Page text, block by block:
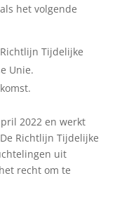
het volgende
Tijdelijke
Unie.
2022 en werkt
Richtlijn Tijdelijke
uit
recht om te